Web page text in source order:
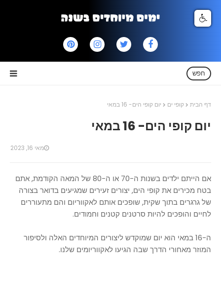
חפש
דף הבית קופי ים יום קופי הים- 16 במאי
יום קופי הים- 16 במאי
מאי 16, 2023
אם הייתם ילדים בשנות ה-70 או ה-80 של המאה הקודמת, אתם
בטח מכירים את קופי הים, יצורים זעירים שמגיעים בדואר בצורה
של גרגרים בתוך שקית, שופכים אותם לאקווריום והם מתעוררים
לחיים והופכים להיות סרטנים קטנים וחמודים.
ה-16 במאי הוא יום שמוקדש ליצורים המיוחדים האלה ולסיפור
המוזר מאחורי הדרך שבה הגיעו לאקווריומים שלנו.